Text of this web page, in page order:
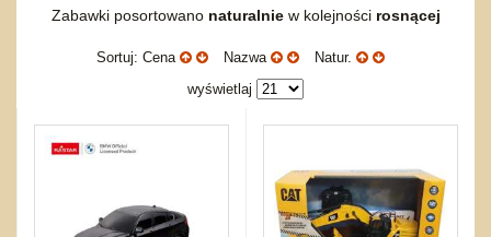
Do ciągnięcia lub do pchania
Karuzelki
Bąki
Pojazdy
Edukacyjne i puzzle
Mebelki
nożne
do koszykówki
Akcesoria sportowe
Promocje
Zakupy hurtowe
Zabawki posortowano naturalniew kolejności rosnącej
Sortuj: Cena Nazwa
Natur.
wyświetlaj